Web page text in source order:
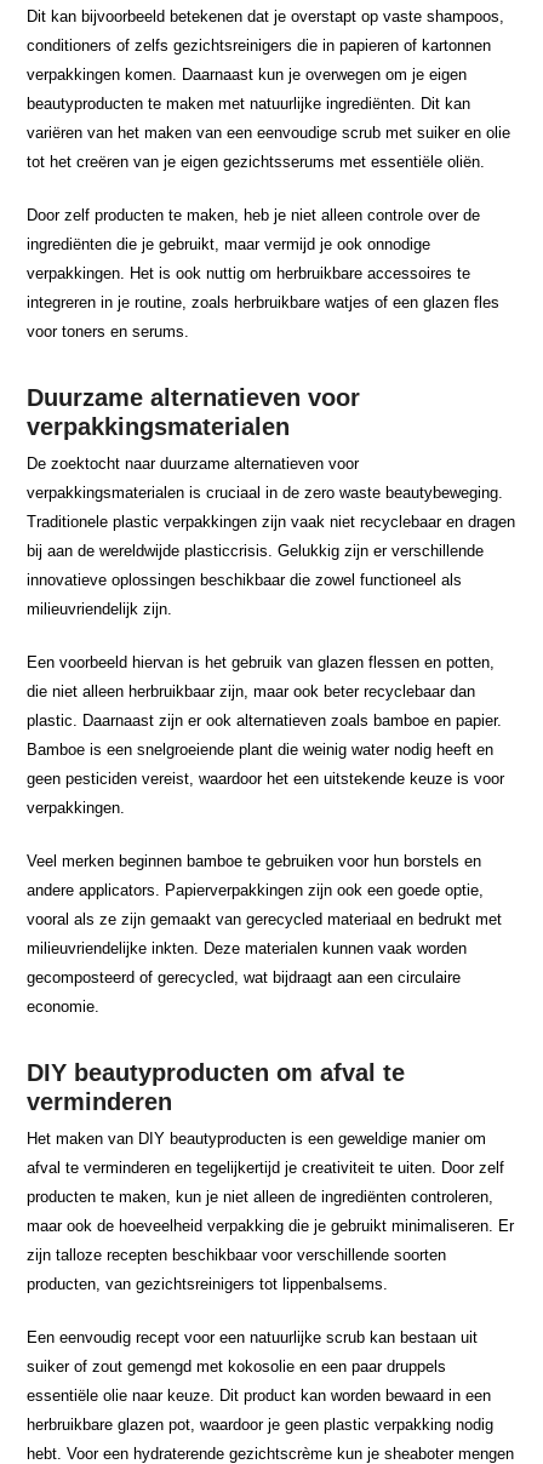
Dit kan bijvoorbeeld betekenen dat je overstapt op vaste shampoos,
conditioners of zelfs gezichtsreinigers die in papieren of kartonnen
verpakkingen komen. Daarnaast kun je overwegen om je eigen
beautyproducten te maken met natuurlijke ingrediënten. Dit kan
variëren van het maken van een eenvoudige scrub met suiker en olie
tot het creëren van je eigen gezichtsserums met essentiële oliën.
Door zelf producten te maken, heb je niet alleen controle over de
ingrediënten die je gebruikt, maar vermijd je ook onnodige
verpakkingen. Het is ook nuttig om herbruikbare accessoires te
integreren in je routine, zoals herbruikbare watjes of een glazen fles
voor toners en serums.
Duurzame alternatieven voor
verpakkingsmaterialen
De zoektocht naar duurzame alternatieven voor
verpakkingsmaterialen is cruciaal in de zero waste beautybeweging.
Traditionele plastic verpakkingen zijn vaak niet recyclebaar en dragen
bij aan de wereldwijde plasticcrisis. Gelukkig zijn er verschillende
innovatieve oplossingen beschikbaar die zowel functioneel als
milieuvriendelijk zijn.
Een voorbeeld hiervan is het gebruik van glazen flessen en potten,
die niet alleen herbruikbaar zijn, maar ook beter recyclebaar dan
plastic. Daarnaast zijn er ook alternatieven zoals bamboe en papier.
Bamboe is een snelgroeiende plant die weinig water nodig heeft en
geen pesticiden vereist, waardoor het een uitstekende keuze is voor
verpakkingen.
Veel merken beginnen bamboe te gebruiken voor hun borstels en
andere applicators. Papierverpakkingen zijn ook een goede optie,
vooral als ze zijn gemaakt van gerecycled materiaal en bedrukt met
milieuvriendelijke inkten. Deze materialen kunnen vaak worden
gecomposteerd of gerecycled, wat bijdraagt aan een circulaire
economie.
DIY beautyproducten om afval te
verminderen
Het maken van DIY beautyproducten is een geweldige manier om
afval te verminderen en tegelijkertijd je creativiteit te uiten. Door zelf
producten te maken, kun je niet alleen de ingrediënten controleren,
maar ook de hoeveelheid verpakking die je gebruikt minimaliseren. Er
zijn talloze recepten beschikbaar voor verschillende soorten
producten, van gezichtsreinigers tot lippenbalsems.
Een eenvoudig recept voor een natuurlijke scrub kan bestaan uit
suiker of zout gemengd met kokosolie en een paar druppels
essentiële olie naar keuze. Dit product kan worden bewaard in een
herbruikbare glazen pot, waardoor je geen plastic verpakking nodig
hebt. Voor een hydraterende gezichtscrème kun je sheaboter mengen